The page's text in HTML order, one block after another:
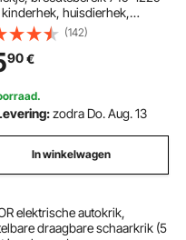
huisdierhek,
dubbelzijdig draaihek,
762 mm, wit kinderhekje,
boren vereist
(142)
90€
zodra Do. Aug. 13
In winkelwagen
elektrische autokrik,
draagbare schaarkrik (5